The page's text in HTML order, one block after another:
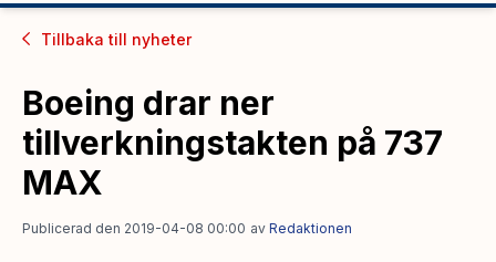
Tillbaka till nyheter
Boeing drar ner
tillverkningstakten på 737
MAX
Publicerad den 2019-04-08 00:00 av Redaktionen